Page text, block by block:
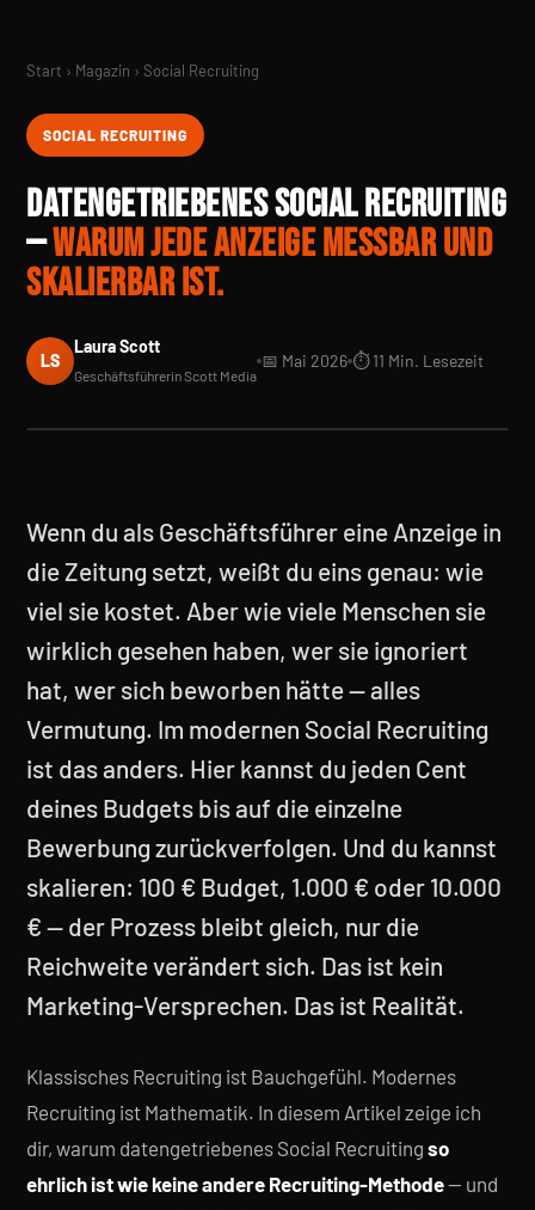
Start › Magazin › Social Recruiting
SOCIAL RECRUITING
DATENGETRIEBENES SOCIAL RECRUITING
—WARUM JEDE ANZEIGE MESSBAR UND
SKALIERBAR IST.
LS
Laura Scott
Geschäftsführerin Scott Media
📅 Mai 2026 ⏱ 11 Min. Lesezeit
Wenn du als Geschäftsführer eine Anzeige in
die Zeitung setzt, weißt du eins genau: wie
viel sie kostet. Aber wie viele Menschen sie
wirklich gesehen haben, wer sie ignoriert
hat, wer sich beworben hätte — alles
Vermutung. Im modernen Social Recruiting
ist das anders. Hier kannst du jeden Cent
deines Budgets bis auf die einzelne
Bewerbung zurückverfolgen. Und du kannst
skalieren: 100 € Budget, 1.000 € oder 10.000
€ — der Prozess bleibt gleich, nur die
Reichweite verändert sich. Das ist kein
Marketing-Versprechen. Das ist Realität.
Klassisches Recruiting ist Bauchgefühl. Modernes
Recruiting ist Mathematik. In diesem Artikel zeige ich
dir, warum datengetriebenes Social Recruiting so
ehrlich ist wie keine andere Recruiting-Methode— und